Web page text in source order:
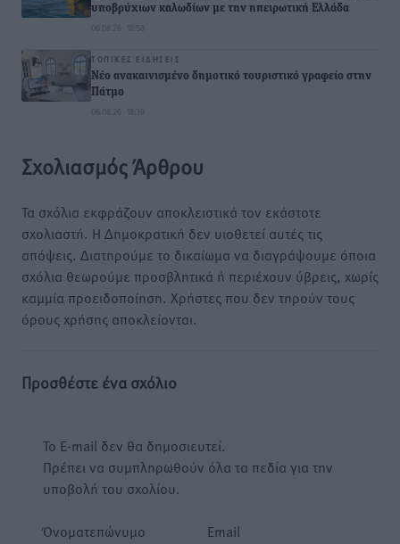
υποβρύχιων καλωδίων με την ηπειρωτική Ελλάδα
06.08.26 · 18:58
ΤΟΠΙΚΈΣ ΕΙΔΉΣΕΙΣ
Νέο ανακαινισμένο δημοτικό τουριστικό γραφείο στην
Πάτμο
06.08.26 · 18:39
Σχολιασμός Άρθρου
Τα σχόλια εκφράζουν αποκλειστικά τον εκάστοτε
σχολιαστή. Η Δημοκρατική δεν υιοθετεί αυτές τις
απόψεις. Διατηρούμε το δικαίωμα να διαγράψουμε όποια
σχόλια θεωρούμε προσβλητικά ή περιέχουν ύβρεις, χωρίς
καμμία προειδοποίηση. Χρήστες που δεν τηρούν τους
όρους χρήσης αποκλείονται.
Προσθέστε ένα σχόλιο
Το E-mail δεν θα δημοσιευτεί.
Πρέπει να συμπληρωθούν όλα τα πεδία για την
υποβολή του σχολίου.
Όνοματεπώνυμο Email